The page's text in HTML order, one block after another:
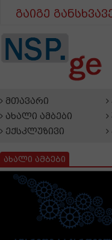
გაიგე
მთავარი
ახალი ამბები
ექსკლუზივი
ახალი ამბები